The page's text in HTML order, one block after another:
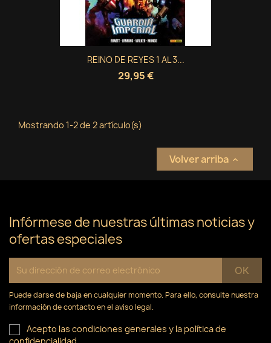
Crear nueva lista
Cancelar Crear lista de deseos
((cancelText))
((modalDeleteText))
Cancelar Iniciar sesión
REINO DE REYES 1 AL 3...
29,95 €
Mostrando 1-2 de 2 artículo(s)
Volver arriba 
Infórmese de nuestras últimas noticias y
ofertas especiales
Puede darse de baja en cualquier momento. Para ello, consulte nuestra
información de contacto en el aviso legal.
Acepto las condiciones generales y la política de